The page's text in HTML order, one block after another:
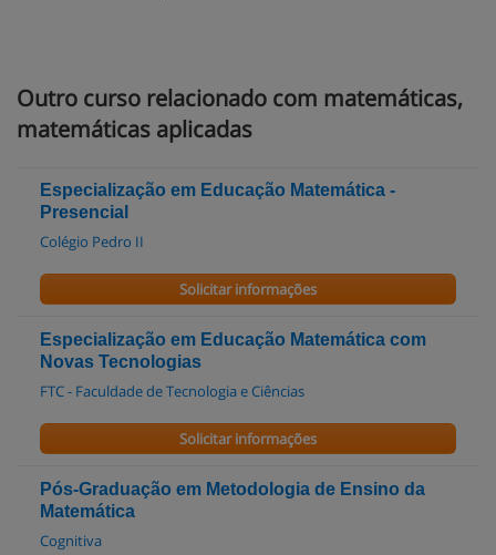
Outro curso relacionado com matemáticas,
matemáticas aplicadas
Especialização em Educação Matemática -
Presencial
Colégio Pedro II
Solicitar informações
Especialização em Educação Matemática com
Novas Tecnologias
FTC - Faculdade de Tecnologia e Ciências
Solicitar informações
Pós-Graduação em Metodologia de Ensino da
Matemática
Cognitiva